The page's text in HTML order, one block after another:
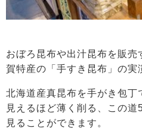
おぼろ昆布や出汁昆布を販売
賀特産の「手すき昆布」の実
北海道産真昆布を手がき包丁
見えるほど薄く削る、この
見ることができます。